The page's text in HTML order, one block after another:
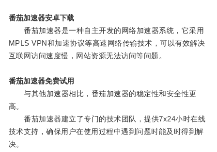
番茄加速器安卓下载
番茄加速器是一种自主开发的网络加速器系统，它采用
MPLS VPN和加速协议等高速网络传输技术，可以有效解决
互联网访问速度慢，网站资源无法访问等问题。
番茄加速器免费试用
与其他加速器相比，番茄加速器的稳定性和安全性更
高。
番茄加速器建立了专门的技术团队，提供7x24小时在线
技术支持，确保用户在使用过程中遇到问题时能及时得到解
决。